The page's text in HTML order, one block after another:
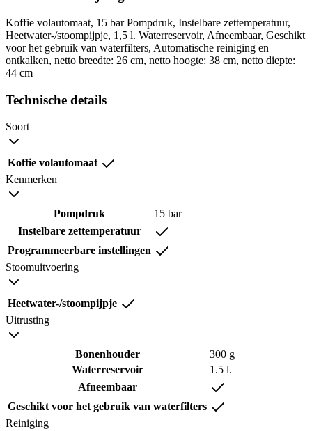
Koffie volautomaat, 15 bar Pompdruk, Instelbare zettemperatuur,
Heetwater-/stoompijpje, 1,5 l. Waterreservoir, Afneembaar, Geschikt
voor het gebruik van waterfilters, Automatische reiniging en
ontkalken, netto breedte: 26 cm, netto hoogte: 38 cm, netto diepte:
44 cm
Technische details
Soort
Koffie volautomaat
Kenmerken
Pompdruk
15 bar
Instelbare zettemperatuur
Programmeerbare instellingen
Stoomuitvoering
Heetwater-/stoompijpje
Uitrusting
Bonenhouder
300 g
Waterreservoir
1.5 l.
Afneembaar
Geschikt voor het gebruik van waterfilters
Reiniging